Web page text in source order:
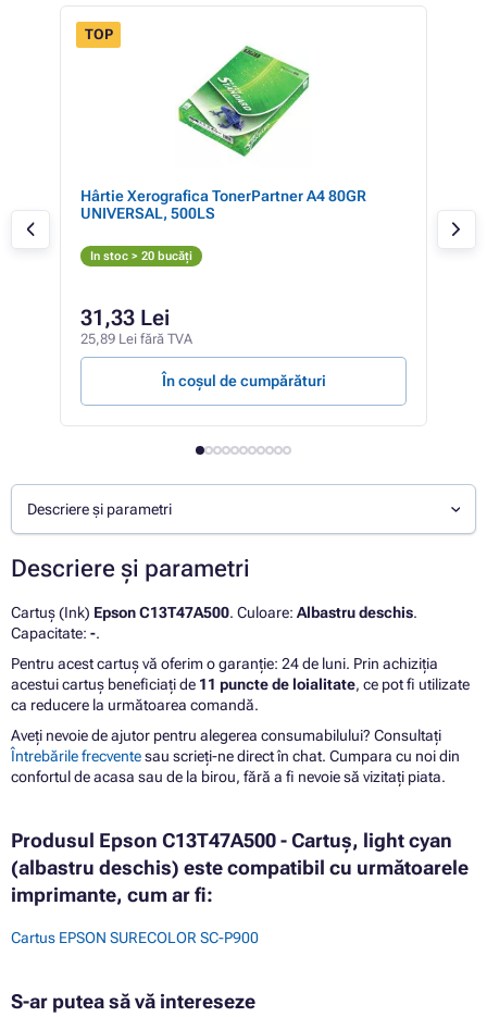
TOP
Hârtie Xerografica TonerPartner A4 80GR
UNIVERSAL, 500LS
In stoc > 20 bucăți
31,33 Lei
25,89 Lei fără TVA
În coșul de cumpărături
Descriere și parametri
Descriere și parametri
Cartuș (Ink) Epson C13T47A500. Culoare: Albastru deschis.
Capacitate: -.
Pentru acest cartuș vă oferim o garanție: 24 de luni. Prin achiziția
acestui cartuș beneficiați de 11 puncte de loialitate, ce pot fi utilizate
ca reducere la următoarea comandă.
Aveți nevoie de ajutor pentru alegerea consumabilului? Consultați
Întrebările frecventesau scrieți-ne direct în chat. Cumpara cu noi din
confortul de acasa sau de la birou, fără a fi nevoie să vizitați piata.
Produsul Epson C13T47A500 - Cartuș, light cyan
(albastru deschis) este compatibil cu următoarele
imprimante, cum ar fi:
Cartus EPSON SURECOLOR SC-P900
S-ar putea să vă intereseze